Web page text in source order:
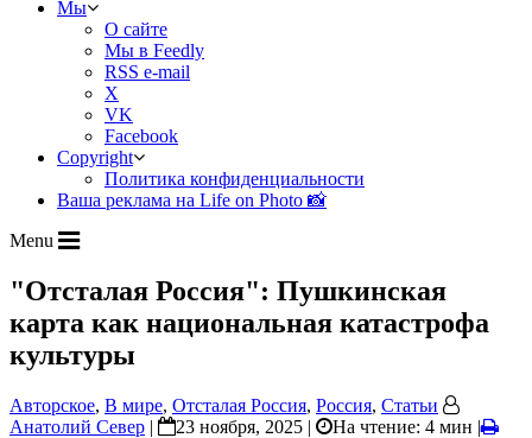
Мы
О сайте
Мы в Feedly
RSS e-mail
X
VK
Facebook
Copyright
Политика конфиденциальности
Ваша реклама на Life on Photo 📸
Menu
"Отсталая Россия": Пушкинская
карта как национальная катастрофа
культуры
Авторское, В мире, Отсталая Россия, Россия, Статьи
Анатолий Север | 23 ноября, 2025 | На чтение: 4 мин |